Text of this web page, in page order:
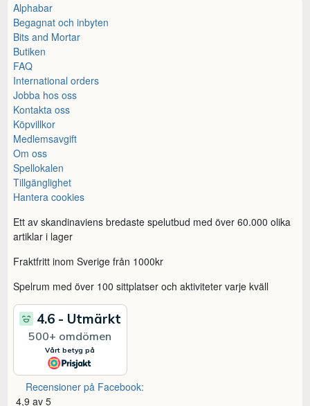
Alphabar
Begagnat och inbyten
Bits and Mortar
Butiken
FAQ
International orders
Jobba hos oss
Kontakta oss
Köpvillkor
Medlemsavgift
Om oss
Spellokalen
Tillgänglighet
Hantera cookies
Ett av skandinaviens bredaste spelutbud med över 60.000 olika
artiklar i lager
Fraktfritt inom Sverige från 1000kr
Spelrum med över 100 sittplatser och aktiviteter varje kväll
Recensioner på Facebook:
4,9 av 5